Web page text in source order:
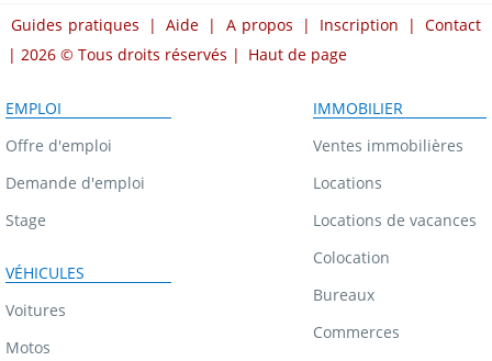
Guides pratiques | Aide | A propos | Inscription | Contact
| 2026 © Tous droits réservés | Haut de page
EMPLOI
Offre d'emploi
Demande d'emploi
Stage
VÉHICULES
Voitures
Motos
IMMOBILIER
Ventes immobilières
Locations
Locations de vacances
Colocation
Bureaux
Commerces